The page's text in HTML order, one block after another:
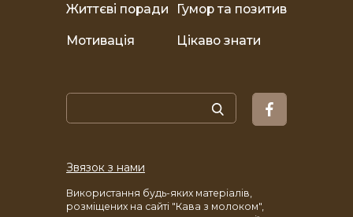
Життєві поради Гумор та позитив
Мотивація Цікаво знати
Звязок з нами
Використання будь-яких матеріалів,
розміщених на сайті "Кава з молоком",